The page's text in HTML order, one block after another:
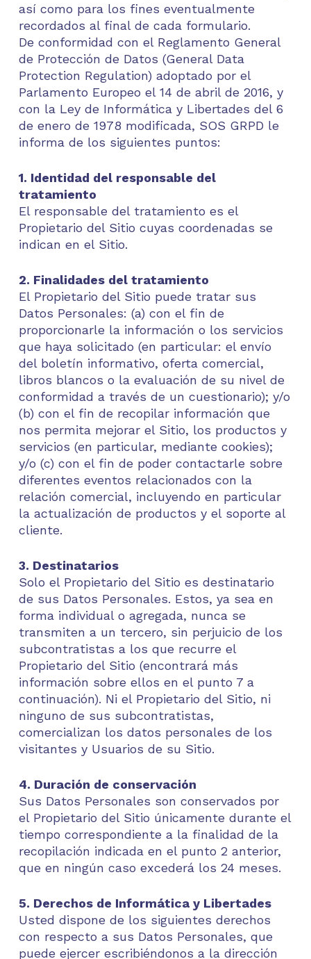
así como para los fines eventualmente
recordados al final de cada formulario.
De conformidad con el Reglamento General
de Protección de Datos (General Data
Protection Regulation) adoptado por el
Parlamento Europeo el 14 de abril de 2016, y
con la Ley de Informática y Libertades del 6
de enero de 1978 modificada, SOS GRPD le
informa de los siguientes puntos:
1. Identidad del responsable del
tratamiento
El responsable del tratamiento es el
Propietario del Sitio cuyas coordenadas se
indican en el Sitio.
2. Finalidades del tratamiento
El Propietario del Sitio puede tratar sus
Datos Personales: (a) con el fin de
proporcionarle la información o los servicios
que haya solicitado (en particular: el envío
del boletín informativo, oferta comercial,
libros blancos o la evaluación de su nivel de
conformidad a través de un cuestionario); y/o
(b) con el fin de recopilar información que
nos permita mejorar el Sitio, los productos y
servicios (en particular, mediante cookies);
y/o (c) con el fin de poder contactarle sobre
diferentes eventos relacionados con la
relación comercial, incluyendo en particular
la actualización de productos y el soporte al
cliente.
3. Destinatarios
Solo el Propietario del Sitio es destinatario
de sus Datos Personales. Estos, ya sea en
forma individual o agregada, nunca se
transmiten a un tercero, sin perjuicio de los
subcontratistas a los que recurre el
Propietario del Sitio (encontrará más
información sobre ellos en el punto 7 a
continuación). Ni el Propietario del Sitio, ni
ninguno de sus subcontratistas,
comercializan los datos personales de los
visitantes y Usuarios de su Sitio.
4. Duración de conservación
Sus Datos Personales son conservados por
el Propietario del Sitio únicamente durante el
tiempo correspondiente a la finalidad de la
recopilación indicada en el punto 2 anterior,
que en ningún caso excederá los 24 meses.
5. Derechos de Informática y Libertades
Usted dispone de los siguientes derechos
con respecto a sus Datos Personales, que
puede ejercer escribiéndonos a la dirección